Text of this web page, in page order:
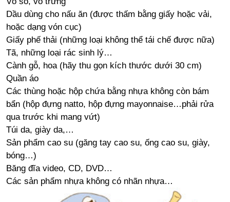
Dầu dùng cho nấu ăn (được thấm bằng giấy hoặc vải,
hoặc dạng vón cục)
Giấy phế thải (những loại không thể tái chế được nữa)
Tã, những loại rác sinh lý…
Cành gỗ, hoa (hãy thu gọn kích thước dưới 30 cm)
Quần áo
Các thùng hoặc hộp chứa bằng nhựa không còn bám
bẩn (hộp đựng natto, hộp đựng mayonnaise…phải rửa
qua trước khi mang vứt)
Túi da, giày da,…
Sản phẩm cao su (găng tay cao su, ống cao su, giày,
bóng…)
Băng đĩa video, CD, DVD…
Các sản phẩm nhựa không có nhãn nhựa…